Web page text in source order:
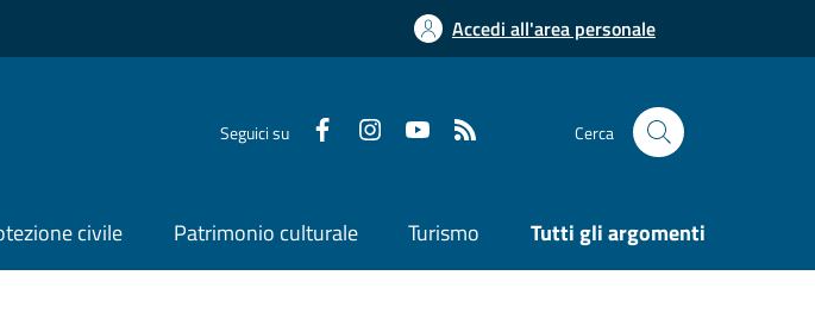
Accedi all'area personale
Seguici su Cerca
civile Patrimonio culturale Turismo Tutti gli argomenti